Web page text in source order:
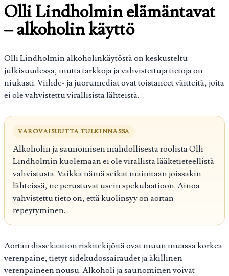
Olli Lindholmin elämäntavat
– alkoholin käyttö
Olli Lindholmin alkoholinkäytöstä on keskusteltu
julkisuudessa, mutta tarkkoja ja vahvistettuja tietoja on
niukasti. Viihde- ja juorumediat ovat toistaneet väitteitä, joita
ei ole vahvistettu virallisista lähteistä.
VAROVAISUUTTA TULKINNASSA
Alkoholin ja saunomisen mahdollisesta roolista Olli
Lindholmin kuolemaan ei ole virallista lääketieteellistä
vahvistusta. Vaikka nämä seikat mainitaan joissakin
lähteissä, ne perustuvat usein spekulaatioon. Ainoa
vahvistettu tieto on, että kuolinsyy on aortan
repeytyminen.
Aortan dissekaation riskitekijöitä ovat muun muassa korkea
verenpaine, tietyt sidekudossairaudet ja äkillinen
verenpaineen nousu. Alkoholi ja saunominen voivat